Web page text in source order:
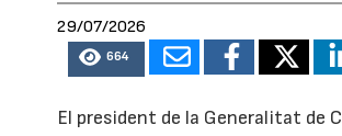
29/07/2026
664
El president de la Generalitat de